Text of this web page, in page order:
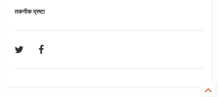
तकनीक द्रष्टा